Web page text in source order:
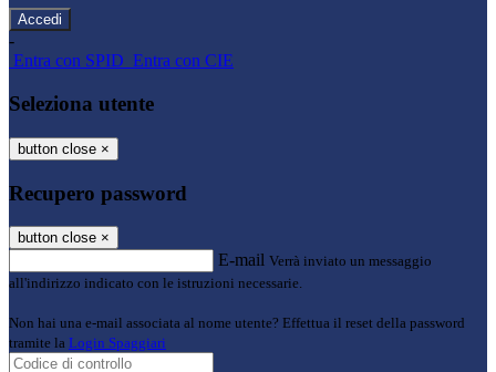
-
Entra con SPID Entra con CIE
Seleziona utente
button close ×
Recupero password
button close ×
E-mail Verrà inviato un messaggio
all'indirizzo indicato con le istruzioni necessarie.
Non hai una e-mail associata al nome utente? Effettua il reset della password
tramite la Login Spaggiari